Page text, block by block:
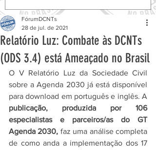
Relatório Luz: Combate às DCNTs
(ODS 3.4) está Ameaçado no Brasil
FórumDCNTs
28 de jul. de 2021
O V Relatório Luz da Sociedade Civil
sobre a Agenda 2030 já está disponível
publicação, produzida por 106
especialistas e parceiros/as do GT
Agenda 2030, faz uma análise completa
de como anda a implementação dos 17